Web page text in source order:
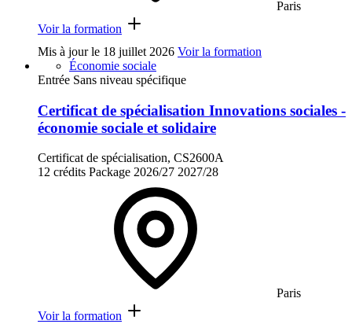
Paris
Voir la formation
Mis à jour le 18 juillet 2026 Voir la formation
Économie sociale
Entrée Sans niveau spécifique
Certificat de spécialisation Innovations sociales -
économie sociale et solidaire
Certificat de spécialisation, CS2600A
12 crédits Package 2026/27 2027/28
Paris
Voir la formation